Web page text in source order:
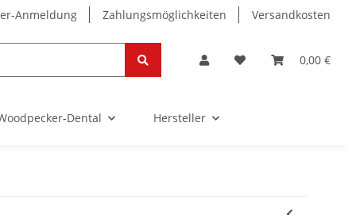
Anmeldung Zahlungsmöglichkeiten Versandkosten
0,00 €
Dental Hersteller